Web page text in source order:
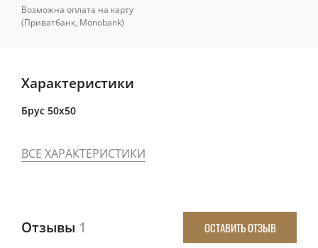
Возможна оплата на карту
(Приватбанк, Monobank)
Характеристики
Брус 50x50
ВСЕ ХАРАКТЕРИСТИКИ
Отзывы 1 ОСТАВИТЬ ОТЗЫВ